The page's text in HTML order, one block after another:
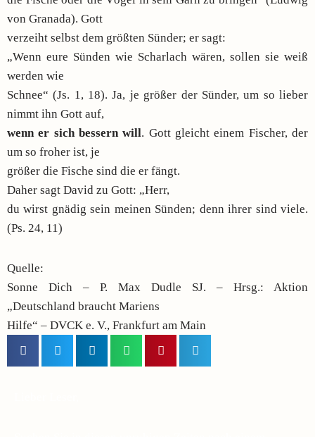
von Granada). Gott
verzeiht selbst dem größten Sünder; er sagt:
„Wenn eure Sünden wie Scharlach wären, sollen sie weiß
werden wie
Schnee“ (Js. 1, 18). Ja, je größer der Sünder, um so lieber
nimmt ihn Gott auf,
wenn er sich bessern will. Gott gleicht einem Fischer, der
um so froher ist, je
größer die Fische sind die er fängt.
Daher sagt David zu Gott: „Herr,
du wirst gnädig sein meinen Sünden; denn ihrer sind viele.
(Ps. 24, 11)
Quelle:
Sonne Dich – P. Max Dudle SJ. – Hrsg.: Aktion
„Deutschland braucht Mariens
Hilfe“ – DVCK e. V., Frankfurt am Main